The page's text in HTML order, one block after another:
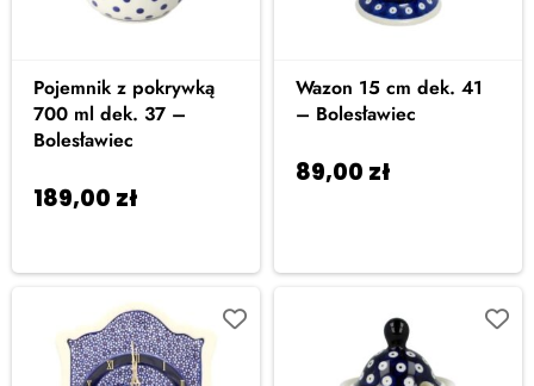
Pojemnik z pokrywką
700 ml dek. 37 –
Bolesławiec
189,00 zł
Wazon 15 cm dek. 41
– Bolesławiec
89,00 zł